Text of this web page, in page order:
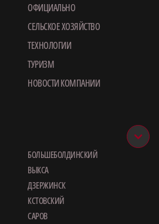
ОФИЦИАЛЬНО
СЕЛЬСКОЕ ХОЗЯЙСТВО
ТЕХНОЛОГИИ
ТУРИЗМ
НОВОСТИ КОМПАНИИ
БОЛЬШЕБОЛДИНСКИЙ
ВЫКСА
ДЗЕРЖИНСК
КСТОВСКИЙ
САРОВ